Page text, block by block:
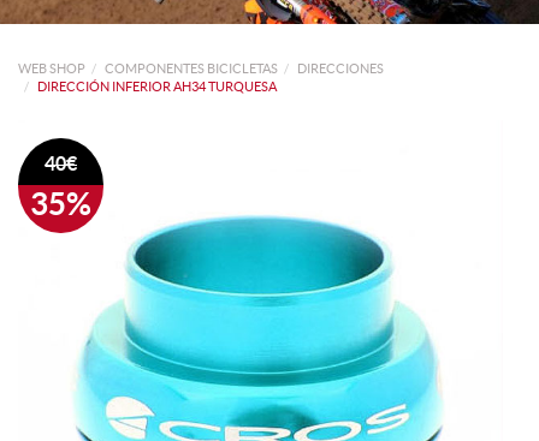
WEB SHOP COMPONENTES BICICLETAS
DIRECCIONES
DIRECCIÓN INFERIOR AH34 TURQUESA
40€
35%